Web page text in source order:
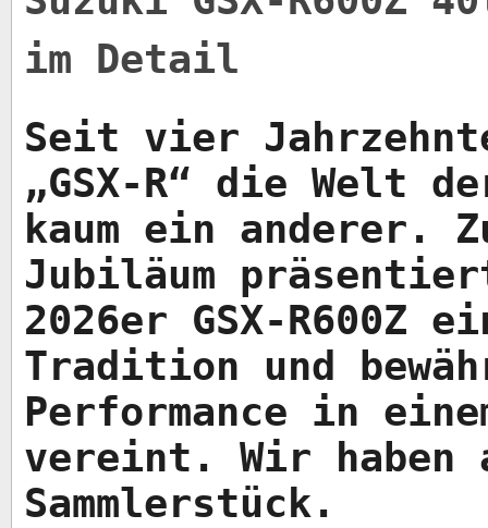
im Detail
Seit vier
„GSX-R“ die Welt
kaum ein anderer.
Jubiläum
2026er GSX-R600Z
Tradition und
Performance in
vereint. Wir haben
Sammlerstück.